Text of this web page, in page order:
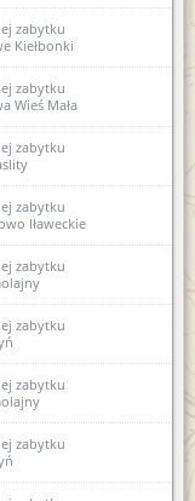
zabytku
Kiełbonki
zabytku
Wieś Mała
zabytku
zabytku
Iławeckie
zabytku
zabytku
zabytku
zabytku